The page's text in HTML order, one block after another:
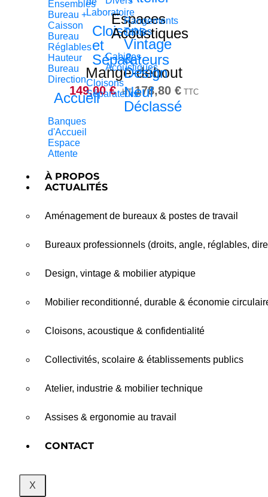
Ensembles
Bureau +
Caisson
Bureau
Réglables
Hauteur
Bureau
Direction
Accueil
Banques
d'Accueil
Espace
Attente
Laboratoire
Cloisons
et
Séparateurs
Cloisons
Séparateurs
Espaces
Acoustiques
Cabines
Acoustiques
Rangements
Tables
Vintage
&
Design
Neuf
Déclassé
À PROPOS
ACTUALITÉS
Aménagement de bureaux & postes de travail
Bureaux professionnels (droits, angle, réglables,
Design, vintage & mobilier atypique
Mobilier reconditionné, durable & économie
Cloisons, acoustique & confidentialité
Collectivités, scolaire & établissements publics
Atelier, industrie & mobilier technique
Assises & ergonomie au travail
CONTACT
X
Mange-debout
149,00€ HT178,80 € TTC